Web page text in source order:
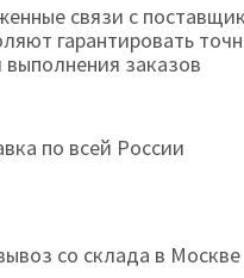
связи с
гарантировать
выполнения заказов
по всей России
со склада в Москве